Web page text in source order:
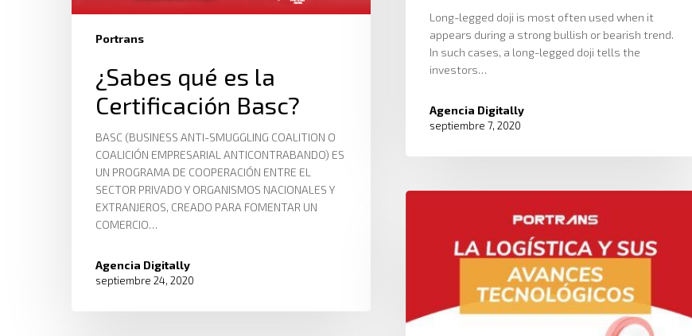
Portrans
¿Sabes qué es la
Certificación Basc?
BASC (BUSINESS ANTI-SMUGGLING COALITION O
COALICIÓN EMPRESARIAL ANTICONTRABANDO) ES
UN PROGRAMA DE COOPERACIÓN ENTRE EL
SECTOR PRIVADO Y ORGANISMOS NACIONALES Y
EXTRANJEROS, CREADO PARA FOMENTAR UN
COMERCIO…
Agencia Digitally
septiembre 24, 2020
Long-legged doji is most often used when it
appears during a strong bullish or bearish trend.
In such cases, a long-legged doji tells the
investors…
Agencia Digitally
septiembre 7, 2020